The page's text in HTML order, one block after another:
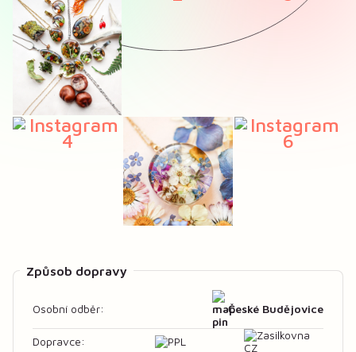
Způsob dopravy
Osobní odběr: České Budějovice
Dopravce: